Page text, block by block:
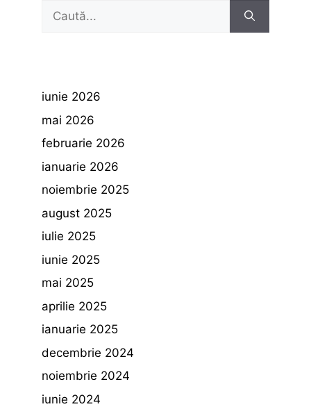
Caută
iunie 2026
mai 2026
februarie 2026
ianuarie 2026
noiembrie 2025
august 2025
iulie 2025
iunie 2025
mai 2025
aprilie 2025
ianuarie 2025
decembrie 2024
noiembrie 2024
iunie 2024